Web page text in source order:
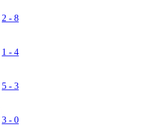
2 - 8
1 - 4
5 - 3
3 - 0